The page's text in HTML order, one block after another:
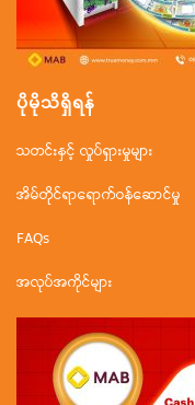
ပိုမိုသိရှိရန်
သတင်းနှင့် လှုပ်ရှားမှုများ
အိမ်တိုင်ရာရောက်ဝန်ဆောင်မှု
FAQs
အလုပ်အကိုင်များ